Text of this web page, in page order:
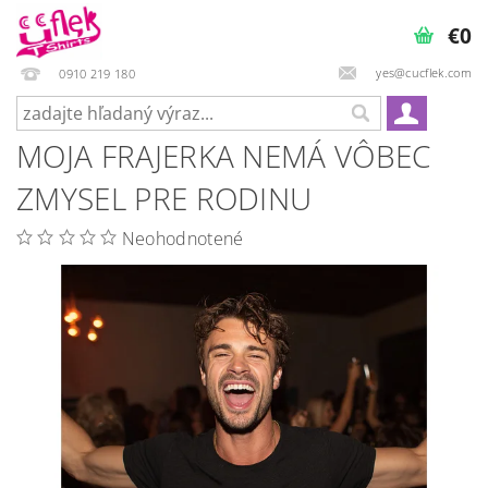
0910 219 180 yes@cucflek.com
€0
MOJA FRAJERKA NEMÁ VÔBEC
ZMYSEL PRE RODINU
Neohodnotené